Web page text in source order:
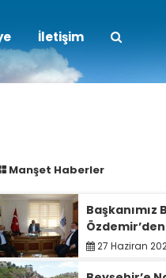
İletişim
Manşet Haberler
Başkanımız
27 Haziran